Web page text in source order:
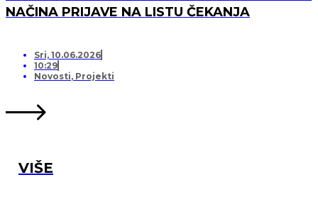
NAČINA PRIJAVE NA LISTU ČEKANJA
Sri, 10.06.2026
10:29
Novosti, Projekti
VIŠE